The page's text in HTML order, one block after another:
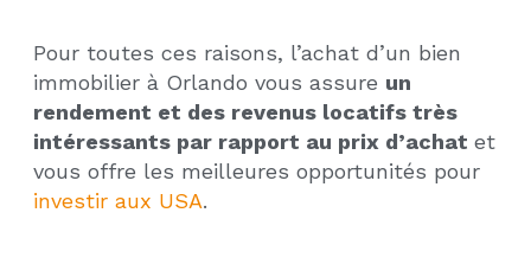
Pour toutes ces raisons, l’achat d’un bien
immobilier à Orlando vous assure un
rendement et des revenus locatifs très
intéressants par rapport au prix d’achat et
vous offre les meilleures opportunités pour
investir aux USA.